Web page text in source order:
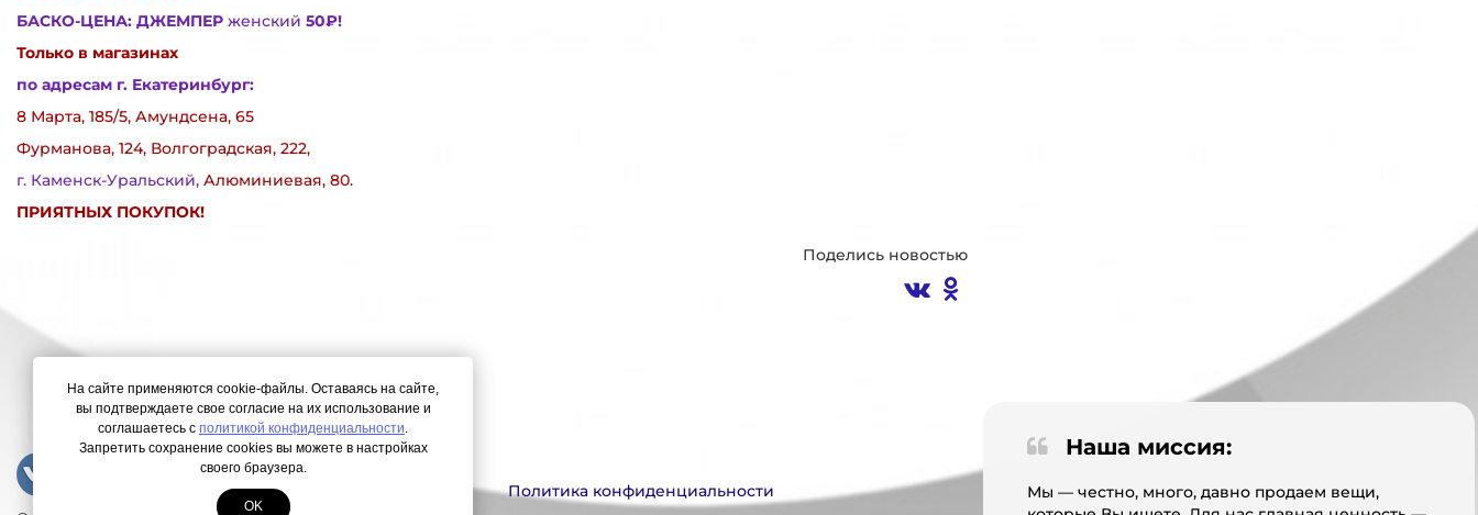
БАСКО-ЦЕНА: ДЖЕМПЕР женский 50₽!
Только в магазинах
по адресам г. Екатеринбург:
8 Марта, 185/5, Амундсена, 65
Фурманова, 124, Волгоградская, 222,
г. Каменск-Уральский, Алюминиевая, 80.
ПРИЯТНЫХ ПОКУПОК!
Поделись новостью
Политика конфиденциальности
Наша миссия:
Мы — честно, много, давно продаем вещи,
На сайте применяются cookie-файлы. Оставаясь на сайте,
вы подтверждаете свое согласие на их использование и
соглашаетесь с политикой конфиденциальности.
Запретить сохранение cookies вы можете в настройках
своего браузера.
OK